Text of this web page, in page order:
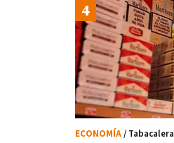
ECONOMÍA/ Tabacalera